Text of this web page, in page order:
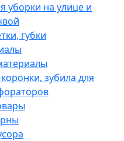
уборки на улице и
губки
зубила для